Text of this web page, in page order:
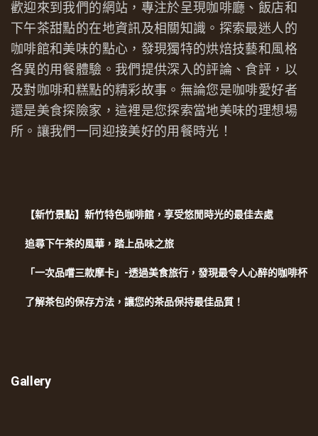
歡迎來到我們的網站，專注於呈現咖啡廳、飯店和
下午茶甜點的在地資訊及相關知識。探索最迷人的
咖啡館和美味的點心，發現獨特的烘焙技藝和風格
各異的用餐體驗。我們提供深入的評論、食評，以
及對咖啡和糕點的精彩故事。無論您是咖啡愛好者
還是美食探險家，這裡是您探索當地美味的理想場
所。讓我們一同迎接美好的用餐時光！
【新竹景點】新竹特色咖啡館，享受悠閒時光的最佳去處
追尋下午茶的風華，踏上品味之旅
「一次品嚐三款摩卡」-透過美食旅行，發現最令人心醉的咖啡杯
了解茶包的保存方法，讓您的茶品保持最佳品質！
Gallery